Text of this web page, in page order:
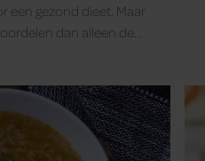
een gezond dieet. Maar
dan alleen de